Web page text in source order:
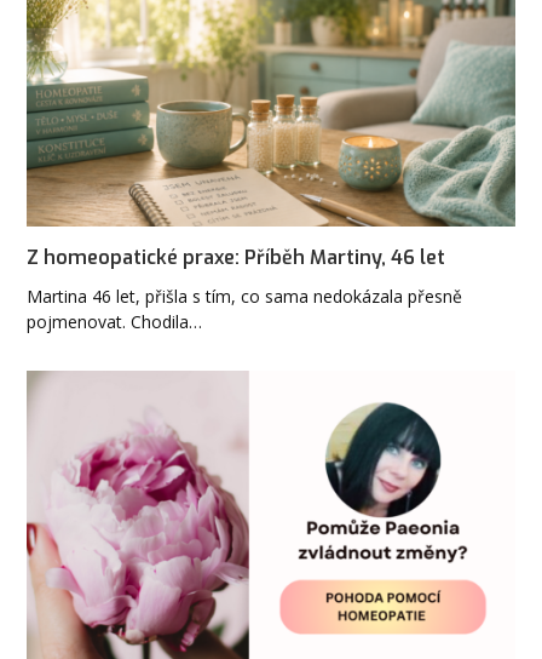
Z homeopatické praxe: Příběh Martiny, 46 let
Martina 46 let, přišla s tím, co sama nedokázala přesně
pojmenovat. Chodila…